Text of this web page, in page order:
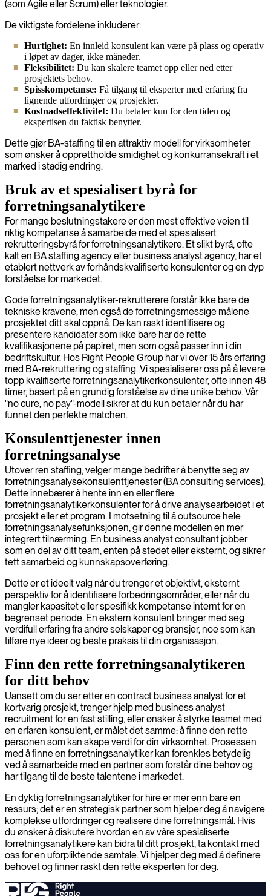
(som Agile eller Scrum) eller teknologier.
De viktigste fordelene inkluderer:
Hurtighet: En innleid konsulent kan være på plass og operativ
i løpet av dager, ikke måneder.
Fleksibilitet: Du kan skalere teamet opp eller ned etter
prosjektets behov.
Spisskompetanse: Få tilgang til eksperter med erfaring fra
lignende utfordringer og prosjekter.
Kostnadseffektivitet: Du betaler kun for den tiden og
ekspertisen du faktisk benytter.
Dette gjør BA-staffing til en attraktiv modell for virksomheter
som ønsker å opprettholde smidighet og konkurransekraft i et
marked i stadig endring.
Bruk av et spesialisert byrå for
forretningsanalytikere
For mange beslutningstakere er den mest effektive veien til
riktig kompetanse å samarbeide med et spesialisert
rekrutteringsbyrå for forretningsanalytikere. Et slikt byrå, ofte
kalt en BA staffing agency eller business analyst agency, har et
etablert nettverk av forhåndskvalifiserte konsulenter og en dyp
forståelse for markedet.
Gode forretningsanalytiker-rekrutterere forstår ikke bare de
tekniske kravene, men også de forretningsmessige målene
prosjektet ditt skal oppnå. De kan raskt identifisere og
presentere kandidater som ikke bare har de rette
kvalifikasjonene på papiret, men som også passer inn i din
bedriftskultur. Hos Right People Group har vi over 15 års erfaring
med BA-rekruttering og staffing. Vi spesialiserer oss på å levere
topp kvalifiserte forretningsanalytikerkonsulenter, ofte innen 48
timer, basert på en grundig forståelse av dine unike behov. Vår
"no cure, no pay"-modell sikrer at du kun betaler når du har
funnet den perfekte matchen.
Konsulenttjenester innen
forretningsanalyse
Utover ren staffing, velger mange bedrifter å benytte seg av
forretningsanalysekonsulenttjenester (BA consulting services).
Dette innebærer å hente inn en eller flere
forretningsanalytikerkonsulenter for å drive analysearbeidet i et
prosjekt eller et program. I motsetning til å outsource hele
forretningsanalysefunksjonen, gir denne modellen en mer
integrert tilnærming. En business analyst consultant jobber
som en del av ditt team, enten på stedet eller eksternt, og sikrer
tett samarbeid og kunnskapsoverføring.
Dette er et ideelt valg når du trenger et objektivt, eksternt
perspektiv for å identifisere forbedringsområder, eller når du
mangler kapasitet eller spesifikk kompetanse internt for en
begrenset periode. En ekstern konsulent bringer med seg
verdifull erfaring fra andre selskaper og bransjer, noe som kan
tilføre nye ideer og beste praksis til din organisasjon.
Finn den rette forretningsanalytikeren
for ditt behov
Uansett om du ser etter en contract business analyst for et
kortvarig prosjekt, trenger hjelp med business analyst
recruitment for en fast stilling, eller ønsker å styrke teamet med
en erfaren konsulent, er målet det samme: å finne den rette
personen som kan skape verdi for din virksomhet. Prosessen
med å finne en forretningsanalytiker kan forenkles betydelig
ved å samarbeide med en partner som forstår dine behov og
har tilgang til de beste talentene i markedet.
En dyktig forretningsanalytiker for hire er mer enn bare en
ressurs; det er en strategisk partner som hjelper deg å navigere
komplekse utfordringer og realisere dine forretningsmål. Hvis
du ønsker å diskutere hvordan en av våre spesialiserte
forretningsanalytikere kan bidra til ditt prosjekt, ta kontakt med
oss for en uforpliktende samtale. Vi hjelper deg med å definere
behovet og finner raskt den rette eksperten for deg.